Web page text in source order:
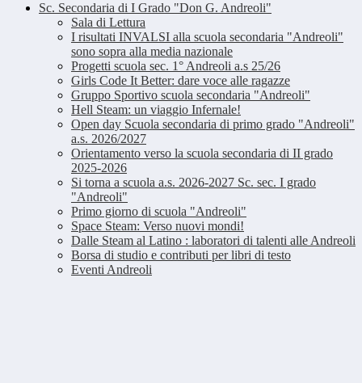
Sc. Secondaria di I Grado "Don G. Andreoli"
Sala di Lettura
I risultati INVALSI alla scuola secondaria "Andreoli"
sono sopra alla media nazionale
Progetti scuola sec. 1° Andreoli a.s 25/26
Girls Code It Better: dare voce alle ragazze
Gruppo Sportivo scuola secondaria "Andreoli"
Hell Steam: un viaggio Infernale!
Open day Scuola secondaria di primo grado "Andreoli"
a.s. 2026/2027
Orientamento verso la scuola secondaria di II grado
2025-2026
Si torna a scuola a.s. 2026-2027 Sc. sec. I grado
"Andreoli"
Primo giorno di scuola "Andreoli"
Space Steam: Verso nuovi mondi!
Dalle Steam al Latino : laboratori di talenti alle Andreoli
Borsa di studio e contributi per libri di testo
Eventi Andreoli